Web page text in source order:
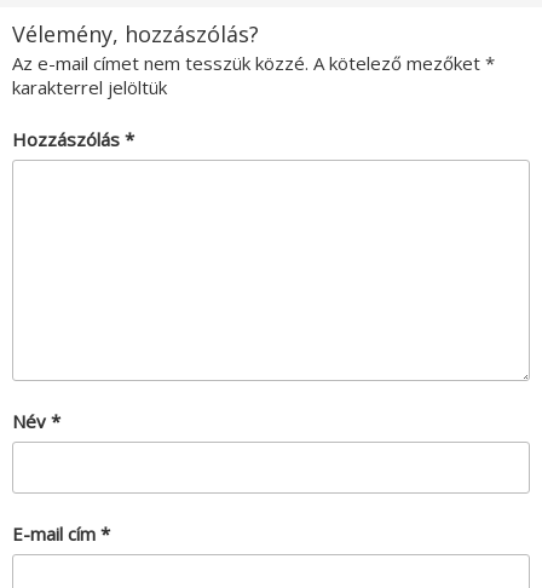
Vélemény, hozzászólás?
Az e-mail címet nem tesszük közzé. A kötelező mezőket *
karakterrel jelöltük
Hozzászólás *
Név *
E-mail cím *